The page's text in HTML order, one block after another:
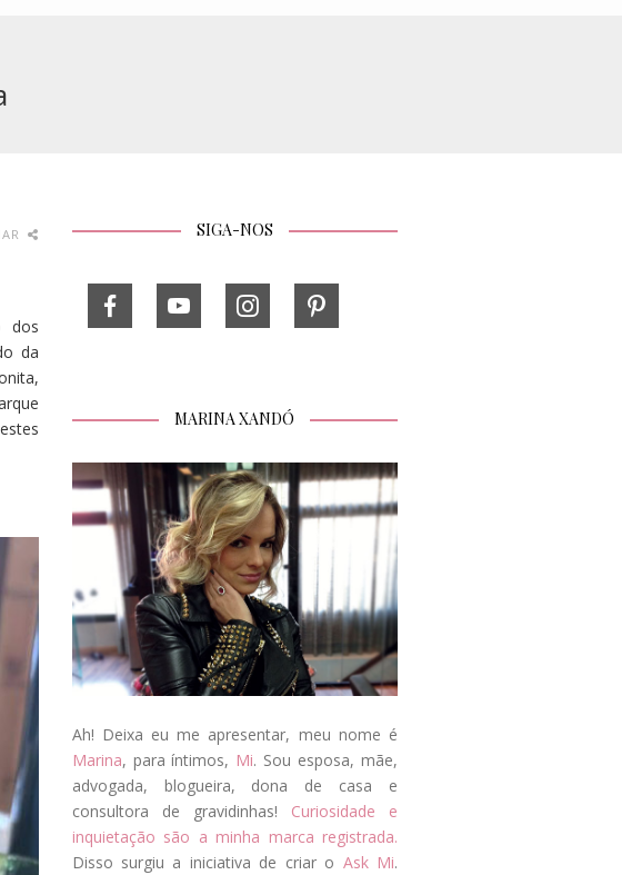
dos
da
SIGA-NOS
MARINA XANDÓ
Ah! Deixa eu me apresentar, meu nome é
Marina, para íntimos, Mi. Sou esposa, mãe,
advogada, blogueira, dona de casa e
consultora de gravidinhas! Curiosidade e
inquietação são a minha marca registrada.
Disso surgiu a iniciativa de criar o Ask Mi.